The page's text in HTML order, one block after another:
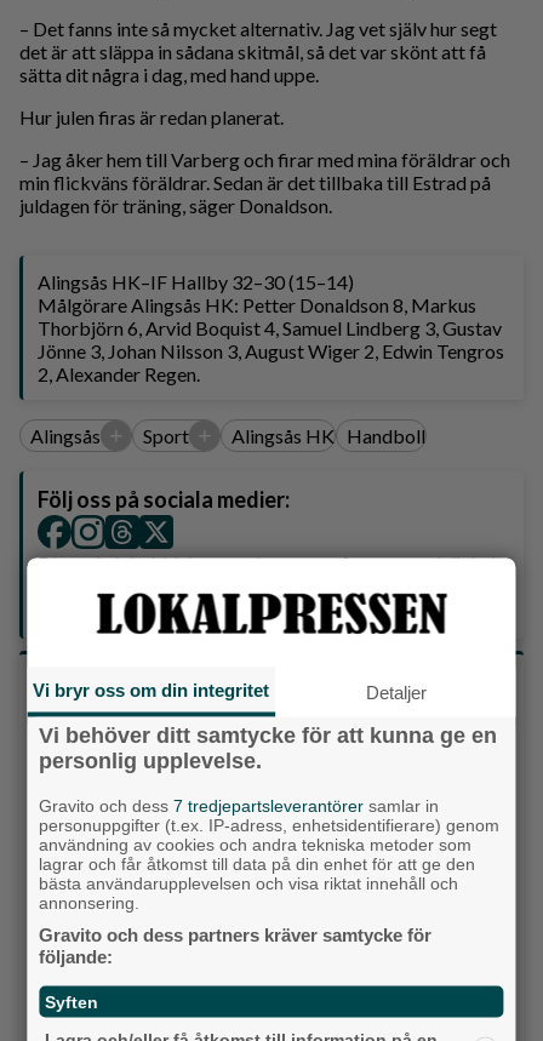
– Det fanns inte så mycket alternativ. Jag vet själv hur segt
det är att släppa in sådana skitmål, så det var skönt att få
sätta dit några i dag, med hand uppe.
Hur julen firas är redan planerat.
– Jag åker hem till Varberg och firar med mina föräldrar och
min flickväns föräldrar. Sedan är det tillbaka till Estrad på
juldagen för träning, säger Donaldson.
Alingsås HK–IF Hallby 32–30 (15–14)
Målgörare Alingsås HK: Petter Donaldson 8, Markus
Thorbjörn 6, Arvid Boquist 4, Samuel Lindberg 3, Gustav
Jönne 3, Johan Nilsson 3, August Wiger 2, Edwin Tengros
2, Alexander Regen.
Alingsås + Sport + Alingsås HK Handboll
Följ oss på sociala medier:
Din enda lokaltidning som kommer på papper och är helt
GRATIS!
Lokalpressen, på webben, i brevlådan och sociala medier.
Vilket parti skulle du rösta på om det var val
idag?
Socialdemokraterna
Moderaterna
Vänsterpartiet
Sverigedemokraterna
Miljöpartiet
Kristdemokraterna
Vi bryr oss om din integritet Detaljer
Vi behöver ditt samtycke för att kunna ge en
personlig upplevelse.
Gravito och dess7 tredjepartsleverantörer samlar in
personuppgifter (t.ex. IP-adress, enhetsidentifierare) genom
användning av cookies och andra tekniska metoder som
lagrar och får åtkomst till data på din enhet för att ge den
bästa användarupplevelsen och visa riktat innehåll och
annonsering.
Gravito och dess partners kräver samtycke för
följande:
Syften